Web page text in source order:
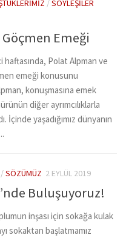
/SÖYLEŞILER
Emeği
haftasında, Polat Alpman ve
emeği konusunu
konuşmasına emek
diğer ayrımcılıklarla
İçinde yaşadığımız dünyanın
/SÖZÜMÜZ 2 EYLÜL 2019
Buluşuyoruz!
inşası için sokağa kulak
sokaktan başlatmamız